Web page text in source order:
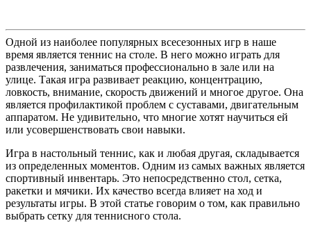
Одной из наиболее популярных всесезонных игр в наше
время является теннис на столе. В него можно играть для
развлечения, заниматься профессионально в зале или на
улице. Такая игра развивает реакцию, концентрацию,
ловкость, внимание, скорость движений и многое другое. Она
является профилактикой проблем с суставами, двигательным
аппаратом. Не удивительно, что многие хотят научиться ей
или усовершенствовать свои навыки.
Игра в настольный теннис, как и любая другая, складывается
из определенных моментов. Одним из самых важных является
спортивный инвентарь. Это непосредственно стол, сетка,
ракетки и мячики. Их качество всегда влияет на ход и
результаты игры. В этой статье говорим о том, как правильно
выбрать сетку для теннисного стола.